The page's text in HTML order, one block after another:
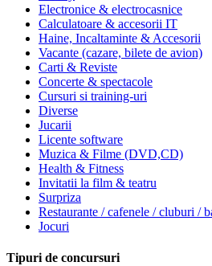
Electronice & electrocasnice
Calculatoare & accesorii IT
Haine, Incaltaminte & Accesorii
Vacante (cazare, bilete de avion)
Carti & Reviste
Concerte & spectacole
Cursuri si training-uri
Diverse
Jucarii
Licente software
Muzica & Filme (DVD,CD)
Health & Fitness
Invitatii la film & teatru
Surpriza
Restaurante / cafenele / cluburi /
Jocuri
Tipuri de concursuri